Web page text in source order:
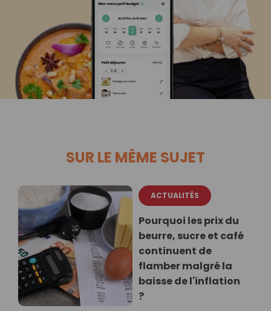
SUR LE MÊME SUJET
ACTUALITÉS
Pourquoi les prix du
beurre, sucre et café
continuent de
flamber malgré la
baisse de l'inflation
?